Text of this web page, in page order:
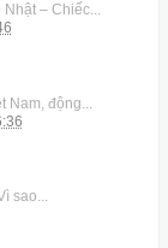
– Chiếc...
Nam, động...
sao...